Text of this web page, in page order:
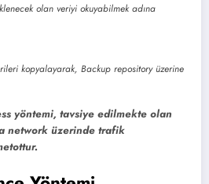
olan veriyi okuyabilmek adına
kopyalayarak, Backup repository üzerine
yöntemi, tavsiye edilmekte olan
network üzerinde trafik